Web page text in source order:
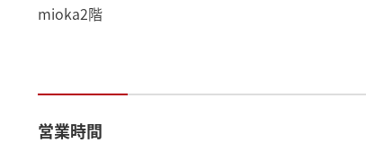
mioka2階
営業時間